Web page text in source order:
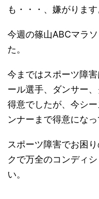
も・・・、嫌がります
今週の篠山ABCマラ
た。
今まではスポーツ障
ール選手、ダンサー
得意でしたが、今シ
ンナーまで得意になっ
スポーツ障害でお困
クで万全のコンディ
い。